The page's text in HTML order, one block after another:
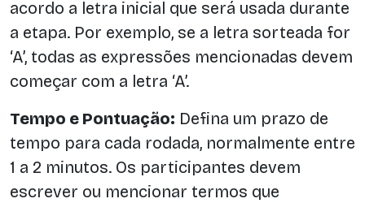
acordo a letra inicial que será usada durante
a etapa. Por exemplo, se a letra sorteada for
‘A’, todas as expressões mencionadas devem
começar com a letra ‘A’.
Tempo e Pontuação: Defina um prazo de
tempo para cada rodada, normalmente entre
1 a 2 minutos. Os participantes devem
escrever ou mencionar termos que